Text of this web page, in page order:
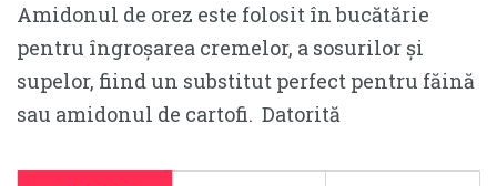
Amidonul de orez este folosit în bucătărie
pentru îngroșarea cremelor, a sosurilor și
supelor, fiind un substitut perfect pentru făină
sau amidonul de cartofi. Datorită